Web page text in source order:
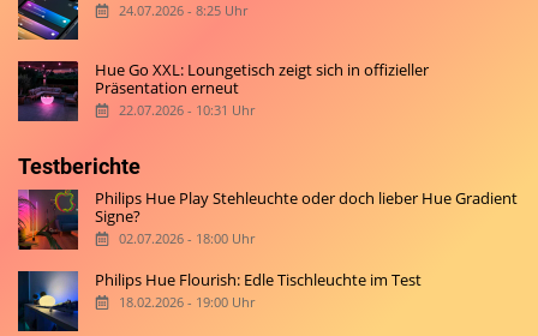
24.07.2026 - 8:25 Uhr
Hue Go XXL: Loungetisch zeigt sich in offizieller
Präsentation erneut
22.07.2026 - 10:31 Uhr
Testberichte
Philips Hue Play Stehleuchte oder doch lieber Hue Gradient
Signe?
02.07.2026 - 18:00 Uhr
Philips Hue Flourish: Edle Tischleuchte im Test
18.02.2026 - 19:00 Uhr